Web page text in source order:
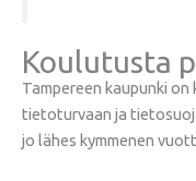
Koulutusta
Tampereen kaupunki
tietoturvaan ja
jo lähes kymmenen